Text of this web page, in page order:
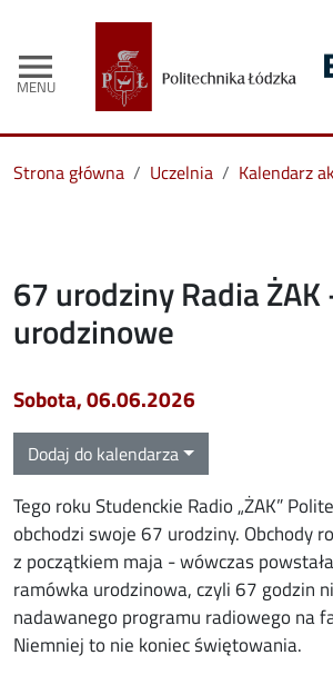
menu
MENU
Strona główna Uczelnia Kalendarz
67 urodziny Radia
urodzinowe
sobota, 06.06.2026
Dodaj do kalendarza
Tego roku Studenckie Radio „ŻAK”
obchodzi swoje 67 urodziny. Obchody
z początkiem maja - wówczas
ramówka urodzinowa, czyli 67 godzin
nadawanego programu radiowego na
Niemniej to nie koniec świętowania.